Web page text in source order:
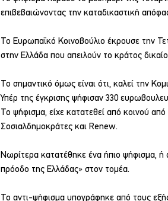
επιβεβαιώνοντας την καταδικαστική
Το Ευρωπαϊκό Κοινοβούλιο έκρουσε την
στην Ελλάδα που απειλούν το κράτος
Το σημαντικό όμως είναι ότι, καλεί την
Υπέρ της έγκρισης ψήφισαν 330
Το ψήφισμα, είχε κατατεθεί από κοινού
Σοσιαλδημοκράτες και Renew.
Νωρίτερα κατατέθηκε ένα ήπιο ψήφισμα, ή
πρόοδο της Ελλάδας» στον τομέα.
Το αντι-ψήφισμα υπογράφηκε από τους